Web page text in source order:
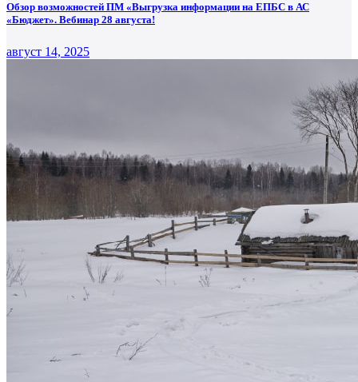
Обзор возможностей ПМ «Выгрузка информации на ЕПБС в АС
«Бюджет». Вебинар 28 августа!
август 14, 2025